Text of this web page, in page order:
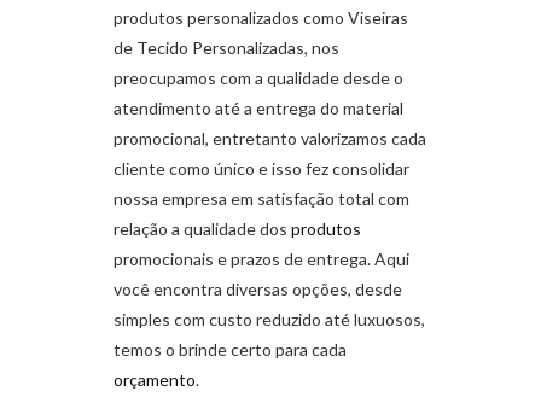
produtos personalizados como Viseiras
de Tecido Personalizadas, nos
preocupamos com a qualidade desde o
atendimento até a entrega do material
promocional, entretanto valorizamos cada
cliente como único e isso fez consolidar
nossa empresa em satisfação total com
relação a qualidade dos produtos
promocionais e prazos de entrega. Aqui
você encontra diversas opções, desde
simples com custo reduzido até luxuosos,
temos o brinde certo para cada
orçamento.